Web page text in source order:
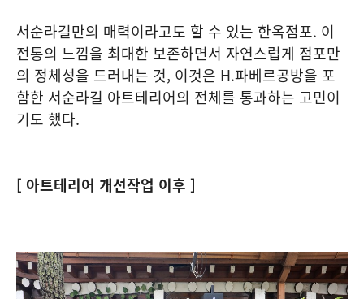
서순라길만의 매력이라고도 할 수 있는 한옥점포. 이
전통의 느낌을 최대한 보존하면서 자연스럽게 점포만
의 정체성을 드러내는 것, 이것은 H.파베르공방을 포
함한 서순라길 아트테리어의 전체를 통과하는 고민이
기도 했다.
[ 아트테리어 개선작업 이후 ]